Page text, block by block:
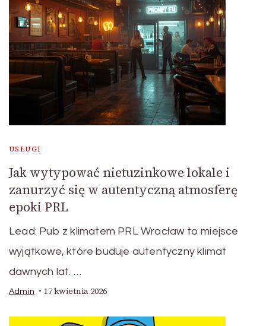
USŁUGI
Jak wytypować nietuzinkowe lokale i
zanurzyć się w autentyczną atmosferę
epoki PRL
Lead: Pub z klimatem PRL Wrocław to miejsce
wyjątkowe, które buduje autentyczny klimat
dawnych lat. …
Admin 17 kwietnia 2026